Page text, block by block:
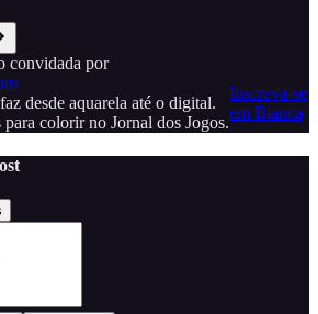
convidada por
desde aquarela até o digital.
para colorir no Jornal dos Jogos.
Inscreva-se
em Bianca